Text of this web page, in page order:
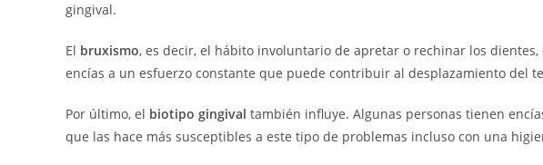
gingival.
El bruxismo, es decir, el hábito involuntario de apretar o rechinar los
encías a un esfuerzo constante que puede contribuir al desplazamiento del
Por último, el biotipo gingival también influye. Algunas personas tienen
que las hace más susceptibles a este tipo de problemas incluso con una